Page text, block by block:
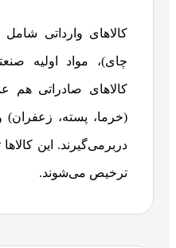
کالاهای وارداتی شامل
چای)، مواد اولیه
کالاهای صادراتی هم
(خرما، پسته، زعفران)
دربرمی‌گیرند. این
ترخیص می‌شوند.